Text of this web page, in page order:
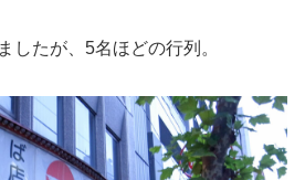
したが、5名ほどの行列。